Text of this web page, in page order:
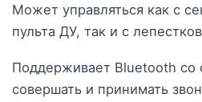
Может управляться как с
пульта ДУ, так и с
Поддерживает Bluetooth
совершать и принимать